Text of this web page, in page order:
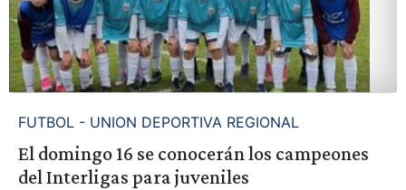
FUTBOL - UNION DEPORTIVA REGIONAL
El domingo 16 se conocerán los campeones
del Interligas para juveniles